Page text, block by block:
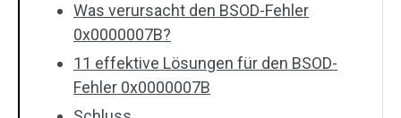
Was verursacht den BSOD-Fehler
0x0000007B?
11 effektive Lösungen für den BSOD-
Fehler 0x0000007B